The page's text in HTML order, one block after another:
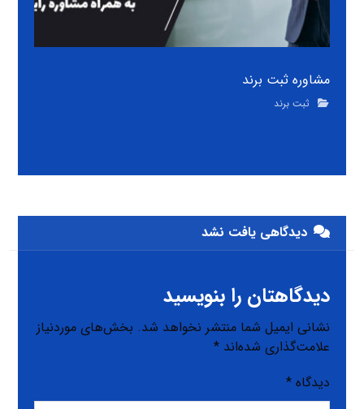
مشاوره ثبت برند
ثبت برند
دیدگاهی یافت نشد
دیدگاهتان را بنویسید
نشانی ایمیل شما منتشر نخواهد شد. بخش‌های موردنیاز
علامت‌گذاری شده‌اند*
دیدگاه*